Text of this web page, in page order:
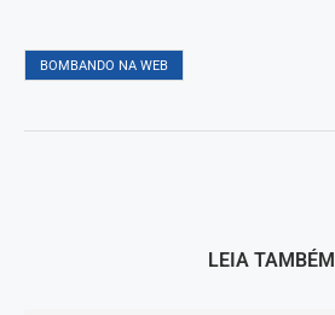
BOMBANDO NA WEB
LEIA TAMBÉM